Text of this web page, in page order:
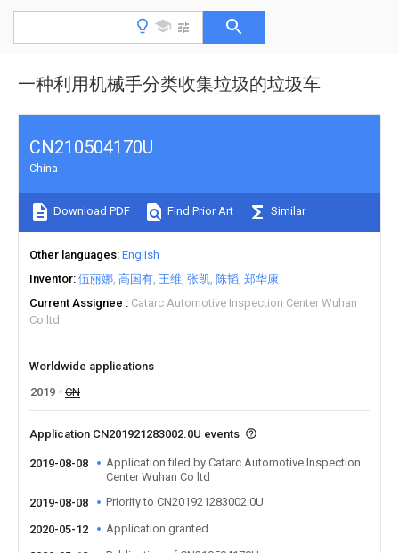
一种利用机械手分类收集垃圾的垃圾车
CN210504170U
China
Download PDF Find Prior Art Similar
Other languages English
Inventor 伍丽娜 高国有 王维 张凯 陈韬 郑华康
Current Assignee
Catarc Automotive Inspection Center Wuhan
Co ltd
Worldwide applications
2019
CN
Application CN201921283002.0U events
2019-08-08
Application filed by Catarc Automotive Inspection
Center Wuhan Co ltd
2019-08-08
Priority to CN201921283002.0U
2020-05-12 Application granted